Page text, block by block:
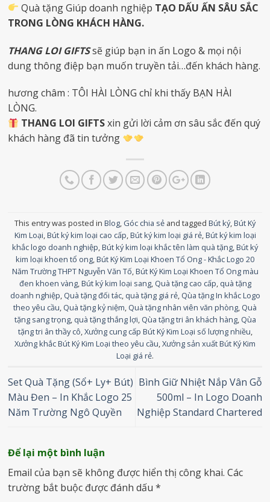
Quà tặng Giúp doanh nghiệp TẠO DẤU ẤN SÂU SẮC
TRONG LÒNG KHÁCH HÀNG.
THANG LOI GIFTSsẽ giúp bạn in ấn Logo & mọi nội
dung thông điệp bạn muốn truyền tải…đến khách hàng.
hương châm : TÔI HÀI LÒNG chỉ khi thấy BẠN HÀI
LÒNG.
THANG LOI GIFTSxin gửi lời cảm ơn sâu sắc đến quý
khách hàng đã tin tưởng
This entry was posted in Blog, Góc chia sẻ and tagged Bút ký,Bút Ký
Kim Loại,Bút ký kim loại cao cấp,Bút ký kim loại giá rẻ,Bút ký kim loại
khắc logo doanh nghiệp,Bút ký kim loại khắc tên làm quà tặng,Bút ký
kim loại khoen tổ ong,Bút Ký Kim Loại Khoen Tổ Ong - Khắc Logo 20
Năm Trường THPT Nguyễn Văn Tố,Bút Ký Kim Loại Khoen Tổ Ong màu
đen khoen vàng,Bút ký kim loại sang, Quà tặng cao cấp, quà tặng
doanh nghiệp, Quà tặng đối tác, quà tặng giá rẻ, Qùa tặng In khắc Logo
theo yêu cầu, Quà tặng kỷ niệm, Quà tặng nhân viên văn phòng, Quà
tặng sang trọng, quà tặng thắng lợi, Qùa tặng tri ân khách hàng, Qùa
tặng tri ân thầy cô,Xưởng cung cấp Bút Ký Kim Loại số lượng nhiều,
Xưởng khắc Bút Ký Kim Loại theo yêu cầu,Xưởng sản xuất Bút Ký Kim
Loại giá rẻ.
Set Quà Tặng (Sổ+ Ly+ Bút)
Màu Đen – In Khắc Logo 25
Năm Trường Ngô Quyền
Bình Giữ Nhiệt Nắp Vân Gỗ
500ml – In Logo Doanh
Nghiệp Standard Chartered
Để lại một bình luận
Email của bạn sẽ không được hiển thị công khai. Các
trường bắt buộc được đánh dấu *